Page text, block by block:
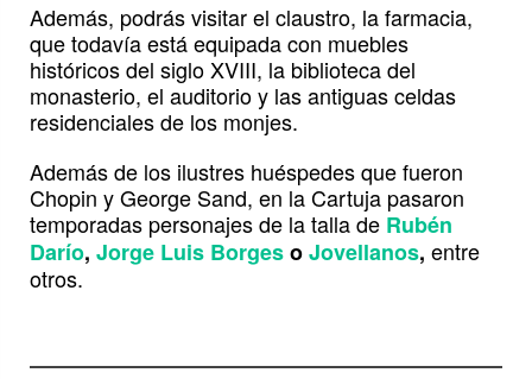
Además, podrás visitar el claustro, la farmacia,
que todavía está equipada con muebles
históricos del siglo XVIII, la biblioteca del
monasterio, el auditorio y las antiguas celdas
residenciales de los monjes.
Además de los ilustres huéspedes que fueron
Chopin y George Sand, en la Cartuja pasaron
temporadas personajes de la talla de Rubén
Darío, Jorge Luis BorgesoJovellanos, entre
otros.